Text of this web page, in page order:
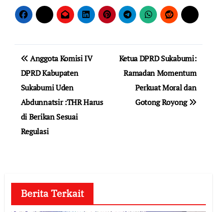
Navigasi
pos
Anggota Komisi IV
DPRD Kabupaten
Sukabumi Uden
Abdunnatsir :THR Harus
di Berikan Sesuai
Regulasi
Ketua DPRD Sukabumi:
Ramadan Momentum
Perkuat Moral dan
Gotong Royong
Berita Terkait